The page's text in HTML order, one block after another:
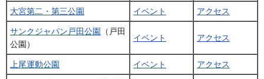
大宮第二・第三公園 イベント アクセス
サンクジャパン戸田公園
（戸田
公園）
イベント アクセス
上尾運動公園 イベント アクセス